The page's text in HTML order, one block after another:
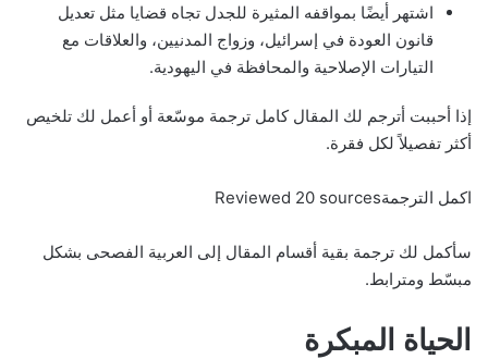
اشتهر أيضًا بمواقفه المثيرة للجدل تجاه قضايا مثل تعديل
قانون العودة في إسرائيل، وزواج المدنيين، والعلاقات مع
التيارات الإصلاحية والمحافظة في اليهودية.
إذا أحببت أترجم لك المقال كامل ترجمة موسّعة أو أعمل لك تلخيص
أكثر تفصيلاً لكل فقرة.
اكمل الترجمةReviewed 20 sources
سأكمل لك ترجمة بقية أقسام المقال إلى العربية الفصحى بشكل
مبسّط ومترابط.
الحياة المبكرة